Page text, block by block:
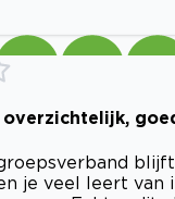
overzichtelijk,
je veel leert